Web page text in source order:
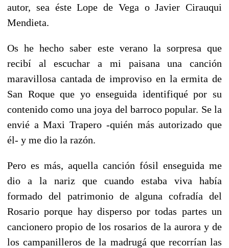
autor, sea éste Lope de Vega o Javier Cirauqui
Mendieta.
Os he hecho saber este verano la sorpresa que
recibí al escuchar a mi paisana una canción
maravillosa cantada de improviso en la ermita de
San Roque que yo enseguida identifiqué por su
contenido como una joya del barroco popular. Se la
envié a Maxi Trapero -quién más autorizado que
él- y me dio la razón.
Pero es más, aquella canción fósil enseguida me
dio a la nariz que cuando estaba viva había
formado del patrimonio de alguna cofradía del
Rosario porque hay disperso por todas partes un
cancionero propio de los rosarios de la aurora y de
los campanilleros de la madrugá que recorrían las